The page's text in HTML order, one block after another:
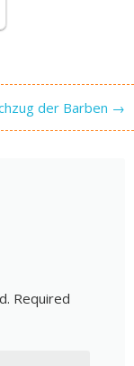
der Barben →
Required